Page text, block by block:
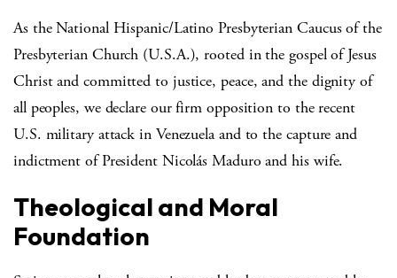
As the National Hispanic/Latino Presbyterian Caucus of the
Presbyterian Church (U.S.A.), rooted in the gospel of Jesus
Christ and committed to justice, peace, and the dignity of
all peoples, we declare our firm opposition to the recent
U.S. military attack in Venezuela and to the capture and
indictment of President Nicolás Maduro and his wife.
Theological and Moral
Foundation